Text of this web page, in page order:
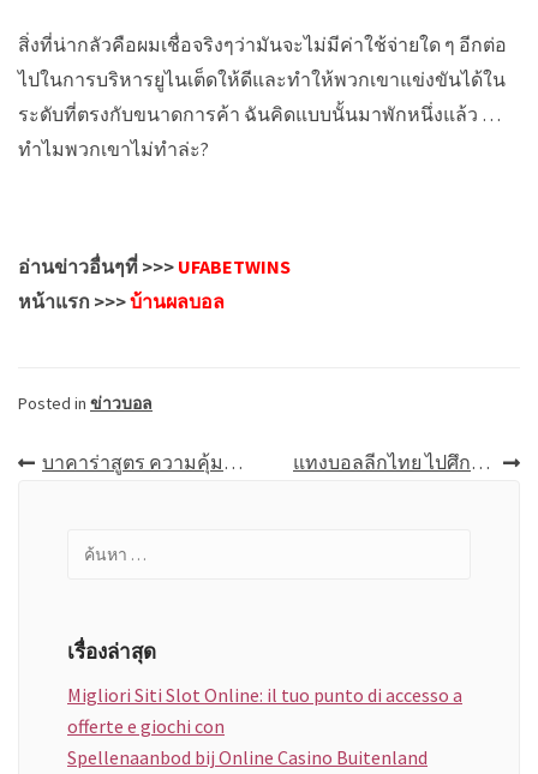
สิ่งที่น่ากลัวคือผมเชื่อจริงๆว่ามันจะไม่มีค่าใช้จ่ายใด ๆ อีกต่อ
ไปในการบริหารยูไนเต็ดให้ดีและทำให้พวกเขาแข่งขันได้ใน
ระดับที่ตรงกับขนาดการค้า ฉันคิดแบบนั้นมาพักหนึ่งแล้ว …
ทำไมพวกเขาไม่ทำล่ะ?
อ่านข่าวอื่นๆที่ >>> UFABETWINS
หน้าแรก >>>บ้านผลบอล
Posted in ข่าวบอล
เมนู
เรื่อง
บาคาร่าสูตร ความคุ้มค่าที่มีให้กับนักพนัน แทงบอลลีกไทย ไปศึกษาดูว่าการแทงบอลออนไลน์ไม่ได้ยากอย่างที่คิด
ค้นหา
เรื่องล่าสุด
Migliori Siti Slot Online: il tuo punto di accesso a
offerte e giochi con
Spellenaanbod bij Online Casino Buitenland